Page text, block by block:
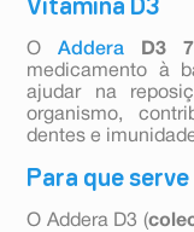
Vitamina D3
OAddera D3
medicamento à
ajudar na
organismo,
dentes e
Para que
O Addera D3 (